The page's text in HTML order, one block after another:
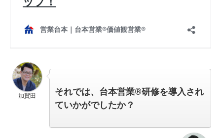
加賀田
それでは、台本営業®︎研修を導入され
ていかがでしたか？